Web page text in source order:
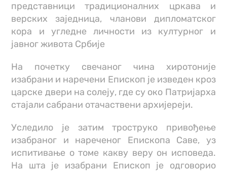
представници традиционалних цркава и
верских заједница, чланови дипломатског
кора и угледне личности из културног и
јавног живота Србије
На почетку свечаног чина хиротоније
изабрани и наречени Епископ је изведен кроз
царске двери на солеју, где су око Патријарха
стајали сабрани отачаствени архијереји.
Уследило је затим троструко привођење
изабраног и нареченог Епископа Саве, уз
испитивање о томе какву веру он исповеда.
На шта је изабрани Епископ је одговорио